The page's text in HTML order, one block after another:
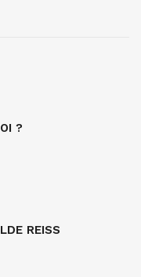
?
REISS